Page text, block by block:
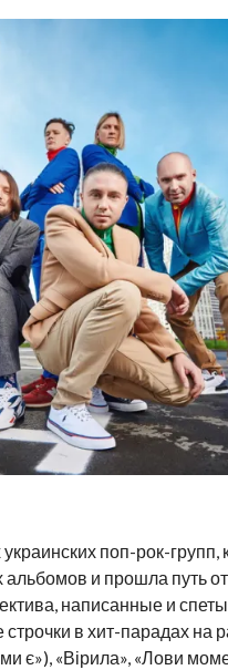
поп-рок-групп,
и прошла путь
написанные и
в хит-парадах на
є»), «Вірила», «Лови